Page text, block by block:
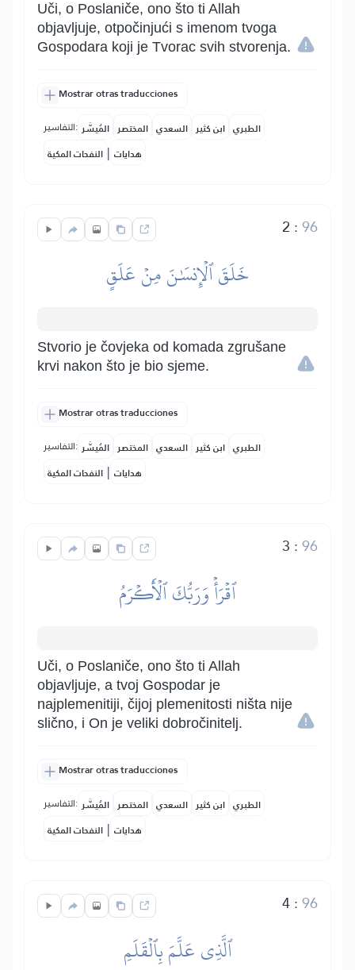
Uči, o Poslaniče, ono što ti Allah
objavljuje, otpočinjući s imenom tvoga
Gospodara koji je Tvorac svih stvorenja.
Mostrar otras traducciones
التفاسير: المُيسَّر المختصر السعدي ابن كثير الطبري
النفحات المكية | هدايات
2 :96
خَلَقَ ٱلۡإِنسَٰنَ مِنۡ عَلَقٍ
Stvorio je čovjeka od komada zgrušane
krvi nakon što je bio sjeme.
Mostrar otras traducciones
التفاسير: المُيسَّر المختصر السعدي ابن كثير الطبري
النفحات المكية | هدايات
3 :96
ٱقۡرَأۡ وَرَبُّكَ ٱلۡأَكۡرَمُ
Uči, o Poslaniče, ono što ti Allah
objavljuje, a tvoj Gospodar je
najplemenitiji, čijoj plemenitosti ništa nije
slično, i On je veliki dobročinitelj.
Mostrar otras traducciones
التفاسير: المُيسَّر المختصر السعدي ابن كثير الطبري
النفحات المكية | هدايات
4:96
ٱلَّذِي عَلَّمَ بِٱلۡقَلَمِ